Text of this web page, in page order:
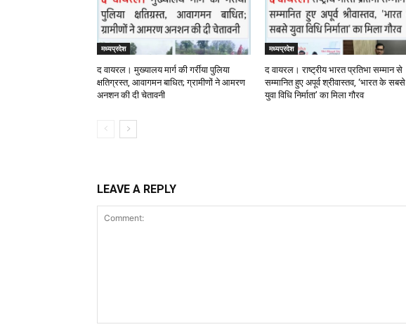
मध्यप्रदेश
द वायरल। मुख्यालय मार्ग की गर्रीया पुलिया
क्षतिग्रस्त, आवागमन बाधित; ग्रामीणों ने आमरण
अनशन की दी चेतावनी
मध्यप्रदेश
द वायरल। राष्ट्रीय भारत प्रतिभा सम्मान से
सम्मानित हुए अपूर्व श्रीवास्तव, ‘भारत के सबसे
युवा विधि निर्माता’ का मिला गौरव
LEAVE A REPLY